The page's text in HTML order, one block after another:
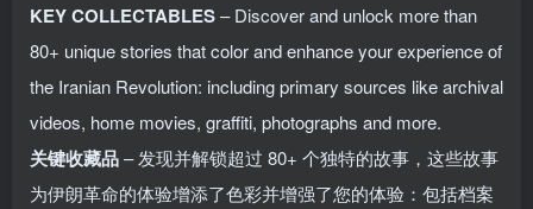
KEY COLLECTABLES– Discover and unlock more than
80+ unique stories that color and enhance your experience of
the Iranian Revolution: including primary sources like archival
videos, home movies, graffiti, photographs and more.
关键收藏品– 发现并解锁超过 80+ 个独特的故事，这些故事
为伊朗革命的体验增添了色彩并增强了您的体验：包括档案